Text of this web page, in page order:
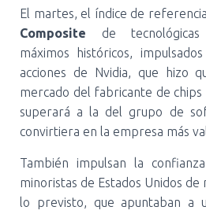
El martes, el índice de referencia
Composite de tecnológicas
máximos históricos,
acciones de Nvidia, que hizo
mercado del fabricante de
superará a la del grupo de
convirtiera en la empresa más
También impulsan la
minoristas de Estados Unidos de
lo previsto, que apuntaban a